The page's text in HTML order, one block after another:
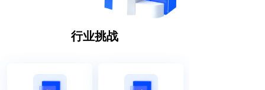
行业挑战